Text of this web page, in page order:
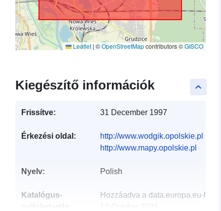
Leaflet | ©OpenStreetMapcontributors ©GISCO
keyboard_arrow_up
Kiegészítő információk
Frissítve: 31 December 1997
Érkezési oldal:
http://www.wodgik.opolskie.pl
http://www.mapy.opolskie.pl
Nyelv: Polish
Katalógus-
Hozzáadva a data.europa.eu-hoz: